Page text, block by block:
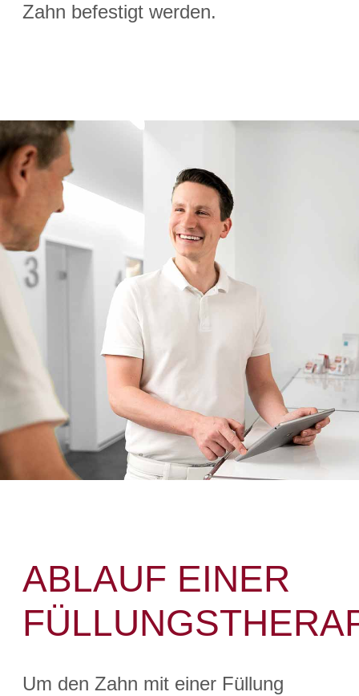
Zahn befestigt werden.
ABLAUF EINER
Um den Zahn mit einer Füllung